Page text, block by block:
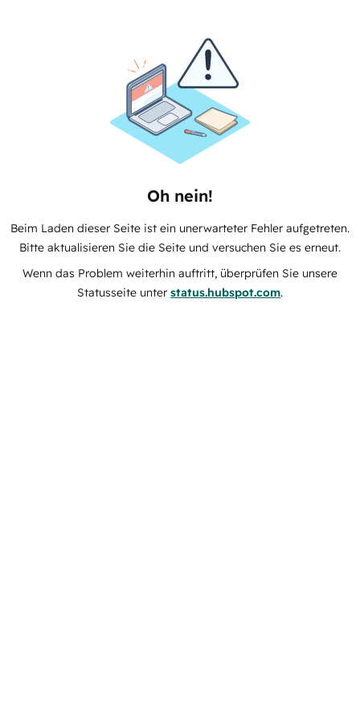
Oh nein!
Beim Laden dieser Seite ist ein unerwarteter Fehler aufgetreten.
Bitte aktualisieren Sie die Seite und versuchen Sie es erneut.
Wenn das Problem weiterhin auftritt, überprüfen Sie unsere
Statusseite unter status.hubspot.com.